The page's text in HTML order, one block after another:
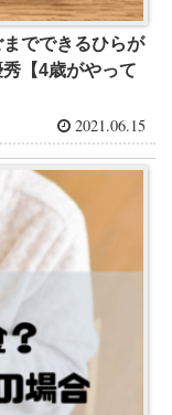
までできるひらが
【4歳がやって
2021.06.15